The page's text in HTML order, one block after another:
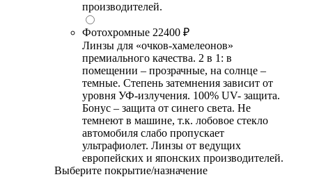
производителей.
Фотохромные 22400 ₽
Линзы для «очков-хамелеонов»
премиального качества. 2 в 1: в
помещении – прозрачные, на солнце –
темные. Степень затемнения зависит от
уровня УФ-излучения. 100% UV- защита.
Бонус – защита от синего света. Не
темнеют в машине, т.к. лобовое стекло
автомобиля слабо пропускает
ультрафиолет. Линзы от ведущих
европейских и японских производителей.
Выберите покрытие/назначение